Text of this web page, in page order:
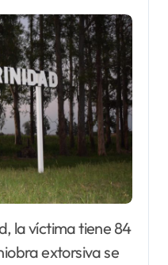
extorsiva se